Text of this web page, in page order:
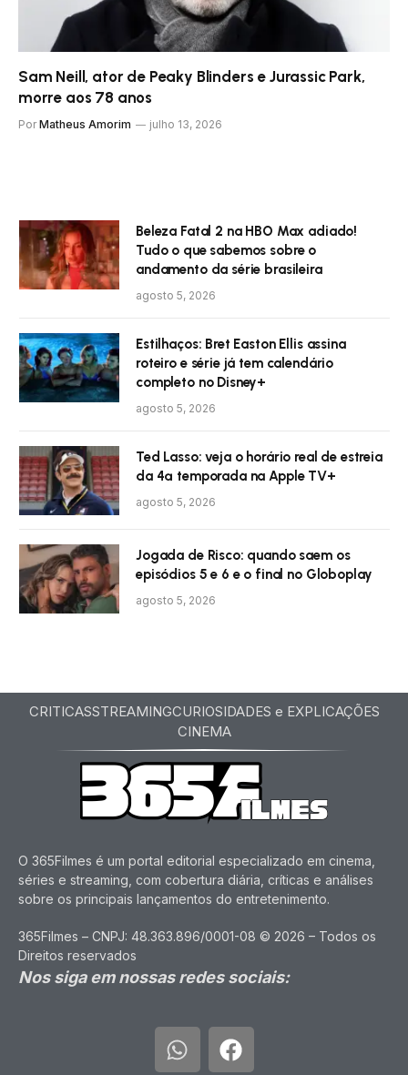
Sam Neill, ator de Peaky Blinders e Jurassic Park,
morre aos 78 anos
Por Matheus Amorim julho 13, 2026
Beleza Fatal 2 na HBO Max adiado!
Tudo o que sabemos sobre o
andamento da série brasileira
agosto 5, 2026
Estilhaços: Bret Easton Ellis assina
roteiro e série já tem calendário
completo no Disney+
agosto 5, 2026
Ted Lasso: veja o horário real de estreia
da 4ª temporada na Apple TV+
agosto 5, 2026
Jogada de Risco: quando saem os
episódios 5 e 6 e o final no Globoplay
agosto 5, 2026
CRITICASSTREAMINGCURIOSIDADES e EXPLICAÇÕES
CINEMA
O 365Filmes é um portal editorial especializado em cinema,
séries e streaming, com cobertura diária, críticas e análises
sobre os principais lançamentos do entretenimento.
365Filmes – CNPJ: 48.363.896/0001-08 © 2026 – Todos os
Direitos reservados
Nos siga em nossas redes sociais: